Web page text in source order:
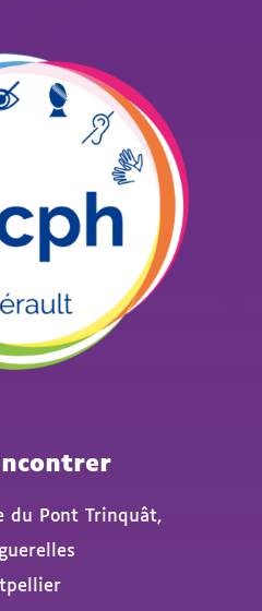
du Pont Trinquât,